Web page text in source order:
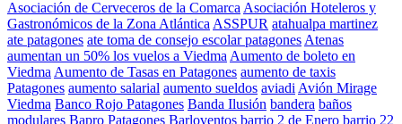
Asociación de Cerveceros de la Comarca Asociación Hoteleros y
Gastronómicos de la Zona Atlántica ASSPUR atahualpa martinez
ate patagones ate toma de consejo escolar patagones Atenas
aumentan un 50% los vuelos a Viedma Aumento de boleto en
Viedma Aumento de Tasas en Patagones aumento de taxis
Patagones aumento salarial aumento sueldos aviadi Avión Mirage
Viedma Banco Rojo Patagones Banda Ilusión bandera baños
modulares Bapro Patagones Barloventos barrio 2 de Enero barrio 22